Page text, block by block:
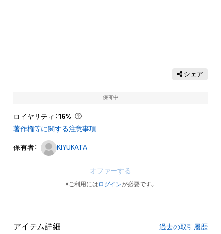
シェア
保有中
ロイヤリティ ：15%
著作権等に関する注意事項
保有者： KIYUKATA
オファーする
※ご利用には ログインが必要です。
アイテム詳細 過去の取引履歴